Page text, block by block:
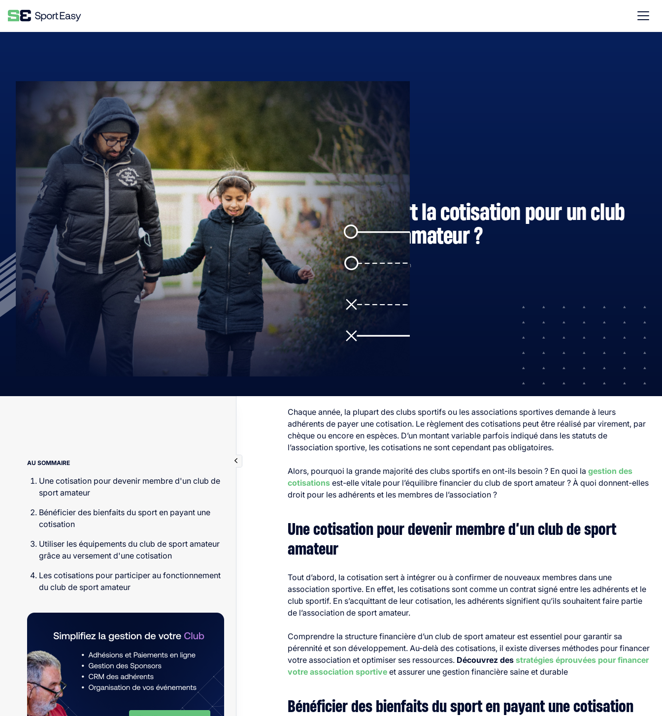
Cotisations Finances
À quoi sert la cotisation pour un club
de sport amateur ?
17 janvier 2024 3min
Chaque année, la plupart des clubs sportifs ou les associations sportives demande à leurs
adhérents de payer une cotisation. Le règlement des cotisations peut être réalisé par virement, par
chèque ou encore en espèces. D’un montant variable parfois indiqué dans les statuts de
l’association sportive, les cotisations ne sont cependant pas obligatoires.
Alors, pourquoi la grande majorité des clubs sportifs en ont-ils besoin ? En quoi la gestion des
cotisations est-elle vitale pour l’équilibre financier du club de sport amateur ? À quoi donnent-elles
droit pour les adhérents et les membres de l’association ?
Une cotisation pour devenir membre d’un club de sport
amateur
Tout d’abord, la cotisation sert à intégrer ou à confirmer de nouveaux membres dans une
association sportive. En effet, les cotisations sont comme un contrat signé entre les adhérents et le
club sportif. En s’acquittant de leur cotisation, les adhérents signifient qu’ils souhaitent faire partie
de l’association de sport amateur.
Comprendre la structure financière d’un club de sport amateur est essentiel pour garantir sa
pérennité et son développement. Au-delà des cotisations, il existe diverses méthodes pour financer
votre association et optimiser ses ressources. Découvrez des stratégies éprouvées pour financer
votre association sportive et assurer une gestion financière saine et durable
Bénéficier des bienfaits du sport en payant une cotisation
AU SOMMAIRE
Une cotisation pour devenir membre d'un club de
sport amateur
Bénéficier des bienfaits du sport en payant une
cotisation
Utiliser les équipements du club de sport amateur
grâce au versement d'une cotisation
Les cotisations pour participer au fonctionnement
du club de sport amateur